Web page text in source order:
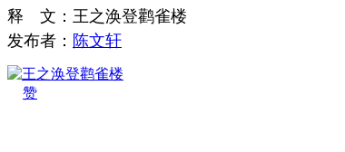
释
文 ： 王之涣登鹳雀楼
发布者： 陈文轩
赞